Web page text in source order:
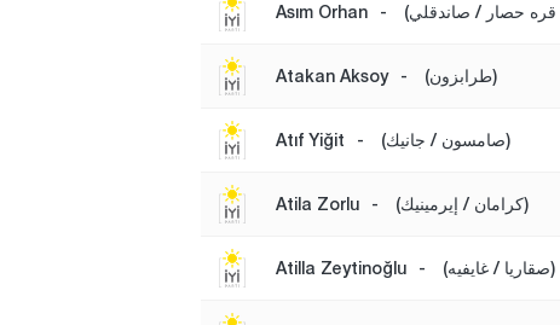
Asım Orhan -
Atakan Aksoy - (طرابزون)
Atıf Yiğit - (صامسون / جانيك)
Atila Zorlu - (كرامان / إيرمينيك)
Atilla Zeytinoğlu - (صقاريا / غايفيه)